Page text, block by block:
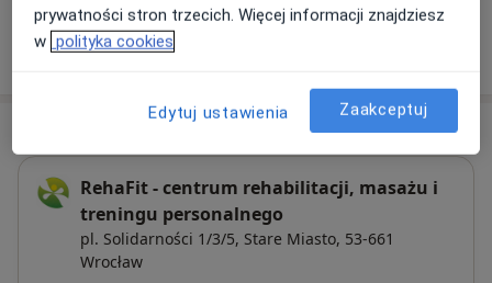
W jaki sposób ustalane są ceny?
RehaFit - centrum rehabilitacji, masażu i
treningu personalnego
pl. Solidarności 1/3/5, Stare Miasto, 53-661
Wrocław
prywatności stron trzecich. Więcej informacji znajdziesz
w polityka cookies
Edytuj ustawienia Zaakceptuj